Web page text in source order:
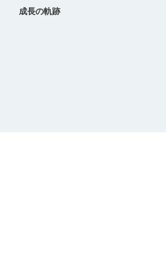
成長の軌跡